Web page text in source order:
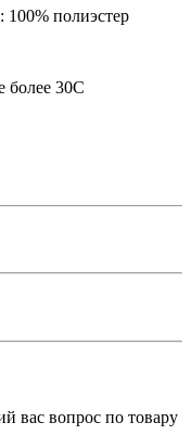
100% полиэстер
более 30С
вас вопрос по товару